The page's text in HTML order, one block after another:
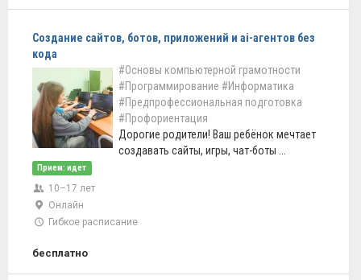
Создание сайтов, ботов, приложений и ai-агентов без
кода
#Основы компьютерной грамотности
#Программирование #Информатика
#Предпрофессиональная подготовка
#Профориентация
Дорогие родители! Ваш ребёнок мечтает
создавать сайты, игры, чат-боты ...
Прием: идет
10–17 лет
Онлайн
Гибкое расписание
бесплатно